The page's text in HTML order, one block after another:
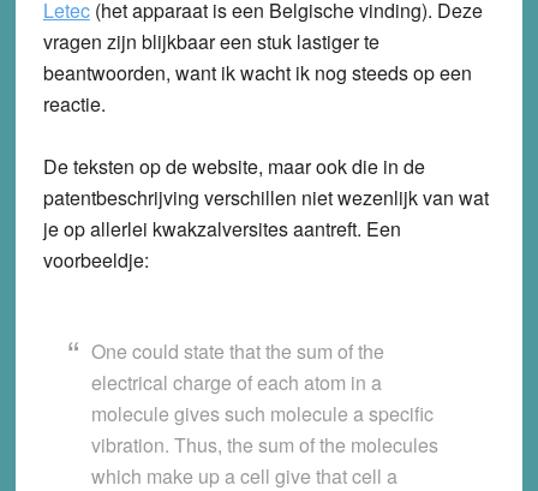
Letec(het apparaat is een Belgische vinding). Deze
vragen zijn blijkbaar een stuk lastiger te
beantwoorden, want ik wacht ik nog steeds op een
reactie.
De teksten op de website, maar ook die in de
patentbeschrijving verschillen niet wezenlijk van wat
je op allerlei kwakzalversites aantreft. Een
voorbeeldje:
One could state that the sum of the
electrical charge of each atom in a
molecule gives such molecule a specific
vibration. Thus, the sum of the molecules
which make up a cell give that cell a